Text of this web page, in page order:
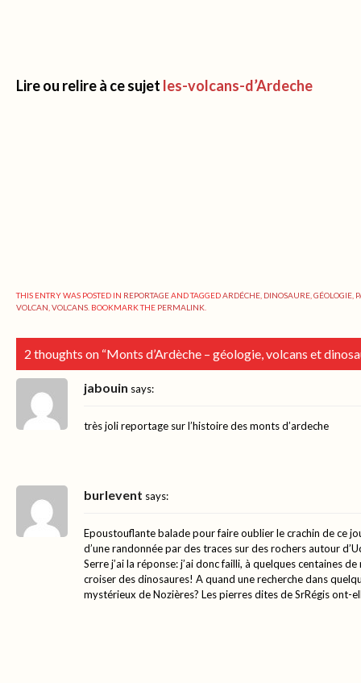
Lire ou relire à ce sujet les-volcans-d’Ardeche
THIS ENTRY WAS POSTED IN REPORTAGEAND TAGGEDARDÉCHE DINOSAURE GÉOLOGIE
VOLCAN VOLCANS . BOOKMARK THE PERMALINK
2 thoughts on “Monts d’Ardèche – géologie, volcans et
jabouin says:
très joli reportage sur l’histoire des monts d’ardeche
burlevent says:
Epoustouflante balade pour faire oublier le crachin de ce
d’une randonnée par des traces sur des rochers autour
Serre j’ai la réponse: j’ai donc failli, à quelques centaines
croiser des dinosaures! A quand une recherche dans
mystérieux de Nozières? Les pierres dites de SrRégis ont-